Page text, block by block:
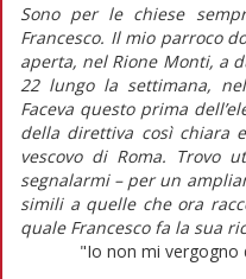
Sono per le chiese
Francesco. Il mio parroco
aperta, nel Rione Monti, a
22 lungo la settimana,
Faceva questo prima
della direttiva così chiara
vescovo di Roma. Trovo
segnalarmi – per un
simili a quelle che ora
quale Francesco fa la sua
"Io non mi vergogno